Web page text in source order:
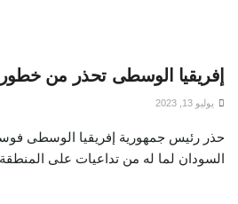
إفريقيا الوسطى تحذر من
يوليو 13, 2023
حذر رئيس جمهورية إفريقيا الوسطى
السودان لما له من تداعيات على